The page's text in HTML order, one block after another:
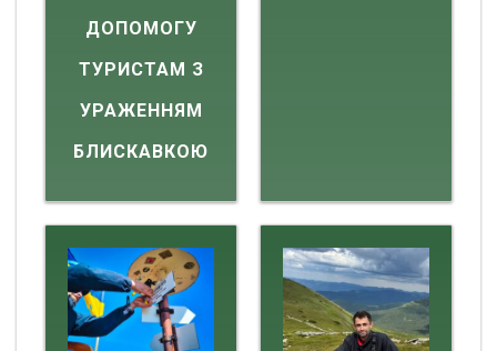
ДОПОМОГУ
ТУРИСТАМ З
УРАЖЕННЯМ
БЛИСКАВКОЮ